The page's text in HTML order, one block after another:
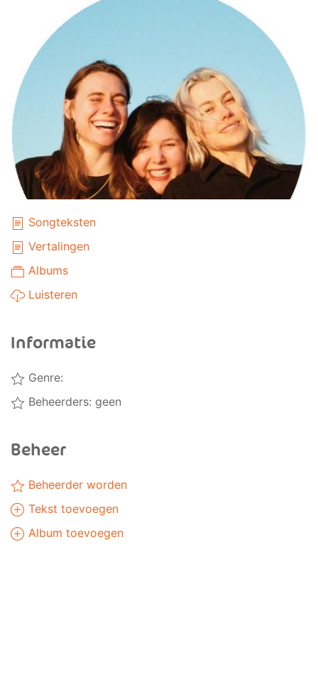
Songteksten
Vertalingen
Albums
Luisteren
Informatie
Genre:
Beheerders: geen
Beheer
Beheerder worden
Tekst toevoegen
Album toevoegen